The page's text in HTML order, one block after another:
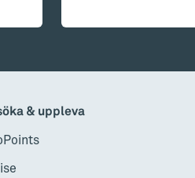
& uppleva